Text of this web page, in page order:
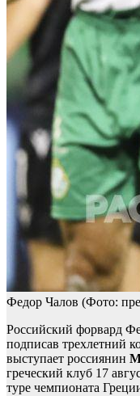
Федор Чалов (Фото:
Российский форвард
подписав трехлетний
выступает россиянин
греческий клуб 17
туре чемпионата